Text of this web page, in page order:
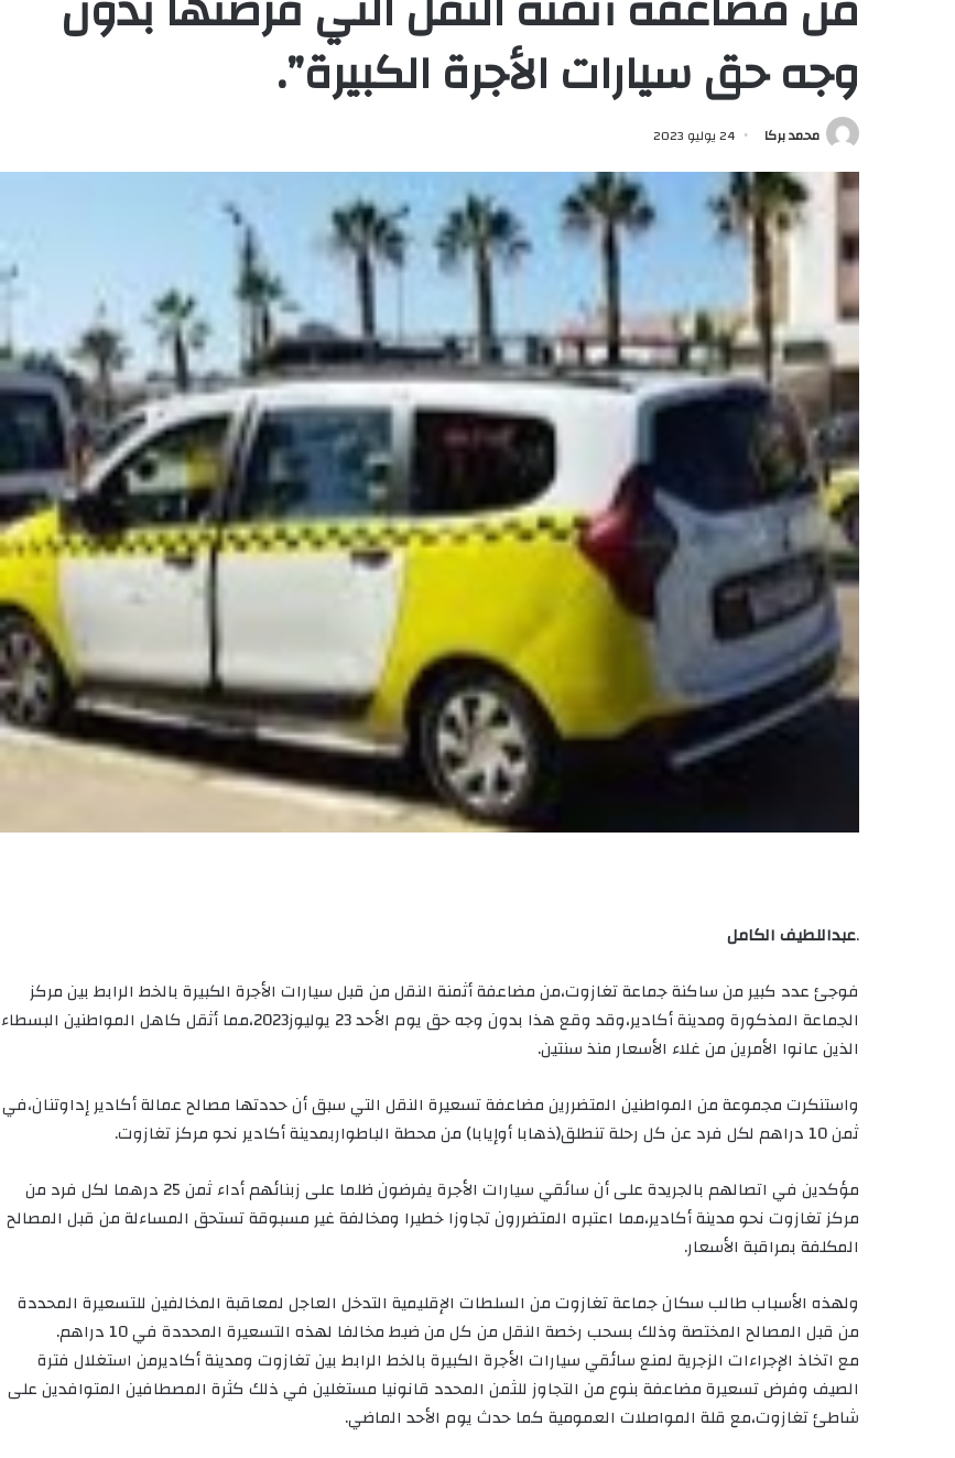
وجه حق سيارات الأجرة الكبيرة”.
محمد بركا 24 يوليو 2023
.عبداللطيف الكامل
فوجئ عدد كبير من ساكنة جماعة تغازوت،من مضاعفة أثمنة النقل من قبل سيارات الأجرة الكبيرة بالخط الرابط بين مركز
الجماعة المذكورة ومدينة أكادير،وقد وقع هذا بدون وجه حق يوم الأحد 23 يوليوز2023،مما أثقل كاهل المواطنين البسطاء
الذين عانوا الأمرين من غلاء الأسعار منذ سنتين.
واستنكرت مجموعة من المواطنين المتضررين مضاعفة تسعيرة النقل التي سبق أن حددتها مصالح عمالة أكادير إداوتنان،في
ثمن 10 دراهم لكل فرد عن كل رحلة تنطلق(ذهابا أوإيابا) من محطة الباطواربمدينة أكادير نحو مركز تغازوت.
مؤكدين في اتصالهم بالجريدة على أن سائقي سيارات الأجرة يفرضون ظلما على زبنائهم أداء ثمن 25 درهما لكل فرد من
مركز تغازوت نحو مدينة أكادير،مما اعتبره المتضررون تجاوزا خطيرا ومخالفة غير مسبوقة تستحق المساءلة من قبل المصالح
المكلفة بمراقبة الأسعار.
ولهذه الأسباب طالب سكان جماعة تغازوت من السلطات الإقليمية التدخل العاجل لمعاقبة المخالفين للتسعيرة المحددة
من قبل المصالح المختصة وذلك بسحب رخصة النقل من كل من ضبط مخالفا لهذه التسعيرة المحددة في 10 دراهم.
مع اتخاذ الإجراءات الزجرية لمنع سائقي سيارات الأجرة الكبيرة بالخط الرابط بين تغازوت ومدينة أكاديرمن استغلال فترة
الصيف وفرض تسعيرة مضاعفة بنوع من التجاوز للثمن المحدد قانونيا مستغلين في ذلك كثرة المصطافين المتوافدين على
شاطئ تغازوت،مع قلة المواصلات العمومية كما حدث يوم الأحد الماضي.